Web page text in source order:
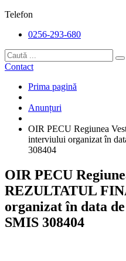
Telefon
0256-293-680
Contact
Prima pagină
Anunțuri
OIR PECU Regiunea
interviului organizat în
308404
OIR PECU
REZULTATUL
organizat în data
SMIS 308404